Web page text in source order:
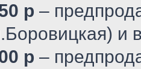
р –
и
р –